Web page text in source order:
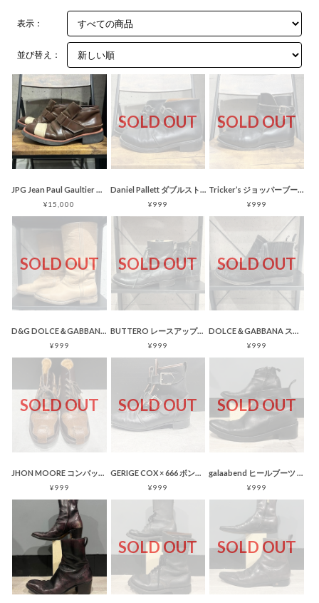
表示：
並び替え：
JPG Jean Paul Gaultier レザーストラップブーツ アーカイブ
¥15,000
SOLD OUT
Daniel Pallett ダブルストラップ レザーブーツ イングランド製
¥999
SOLD OUT
Tricker’s ジョッパーブーツ ブラック イングランド製 トゥスチール
¥999
SOLD OUT
D&G DOLCE＆GABBANA ロングブーツ ベージュ ウエスタンブーツ
¥999
SOLD OUT
BUTTERO レースアップブーツ サイドジップ ブラック レザー
¥999
SOLD OUT
DOLCE＆GABBANA スエード サイドゴアブーツ
¥999
SOLD OUT
JHON MOORE コンバットブーツ 95年製 レザー ブラウン
¥999
SOLD OUT
GERIGE COX × 666 ボンテージブーツ ブラック コットン レザー
¥999
SOLD OUT
galaabend ヒールブーツ レザー ブラック
¥999
SOLD OUT SOLD OUT